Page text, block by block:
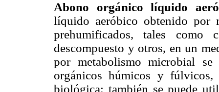
Abono orgánico líquido
líquido aeróbico obtenido por
prehumificados, tales como
descompuesto y otros, en un
por metabolismo microbial se
orgánicos húmicos y
biológica; también se puede